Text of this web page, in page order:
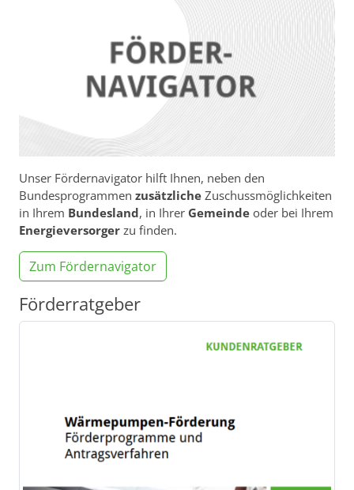
Unser Fördernavigator hilft Ihnen, neben den
Bundesprogrammen zusätzliche Zuschussmöglichkeiten
in Ihrem Bundesland, in Ihrer Gemeinde oder bei Ihrem
Energieversorger zu finden.
Zum Fördernavigator
Förderratgeber